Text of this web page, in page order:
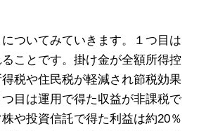
ついてみていきます。１つ目は
ことです。掛け金が全額所得控
税や住民税が軽減され節税効果
目は運用で得た収益が非課税で
や投資信託で得た利益は約20％